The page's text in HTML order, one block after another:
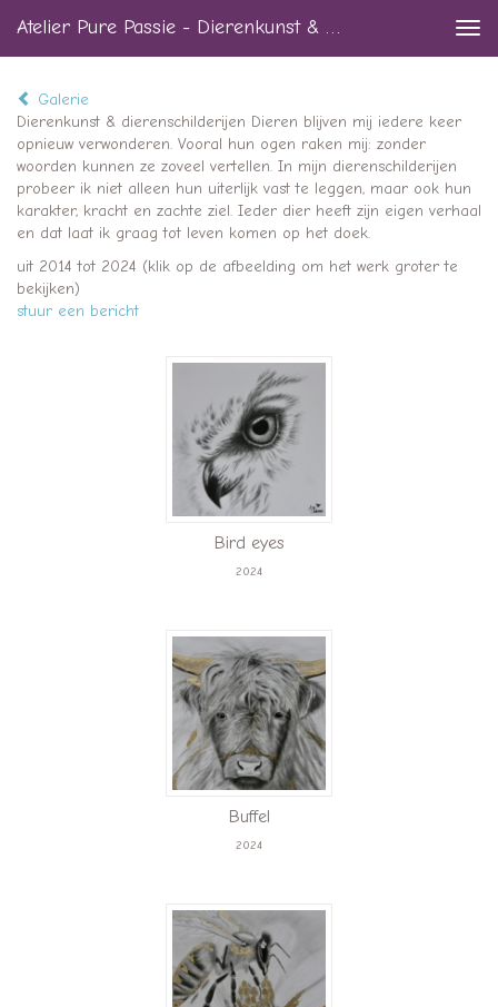
Atelier Pure Passie - Dierenkunst & Dierenschilderijen
Galerie
Dierenkunst & dierenschilderijen Dieren blijven mij iedere keer
opnieuw verwonderen. Vooral hun ogen raken mij: zonder
woorden kunnen ze zoveel vertellen. In mijn dierenschilderijen
probeer ik niet alleen hun uiterlijk vast te leggen, maar ook hun
karakter, kracht en zachte ziel. Ieder dier heeft zijn eigen verhaal
en dat laat ik graag tot leven komen op het doek.
uit 2014 tot 2024 (klik op de afbeelding om het werk groter te
bekijken)
stuur een bericht
Bird eyes
2024
Buffel
2024